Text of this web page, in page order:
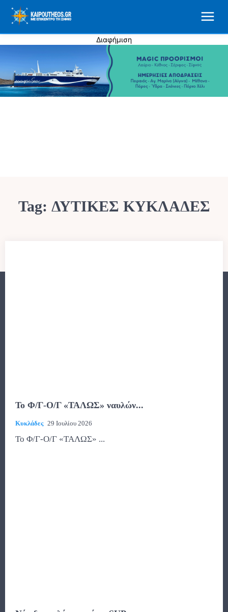
Διαφήμιση
Tag: ΔΥΤΙΚΕΣ ΚΥΚΛΑΔΕΣ
To Φ/Γ-Ο/Γ «ΤΑΛΩΣ» ναυλών...
Κυκλάδες 29 Ιουλίου 2026
To Φ/Γ-Ο/Γ «ΤΑΛΩΣ» ...